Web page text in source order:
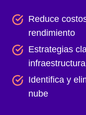
Reduce
rendimiento
Estrategias
infraestructura
Identifica y
nube